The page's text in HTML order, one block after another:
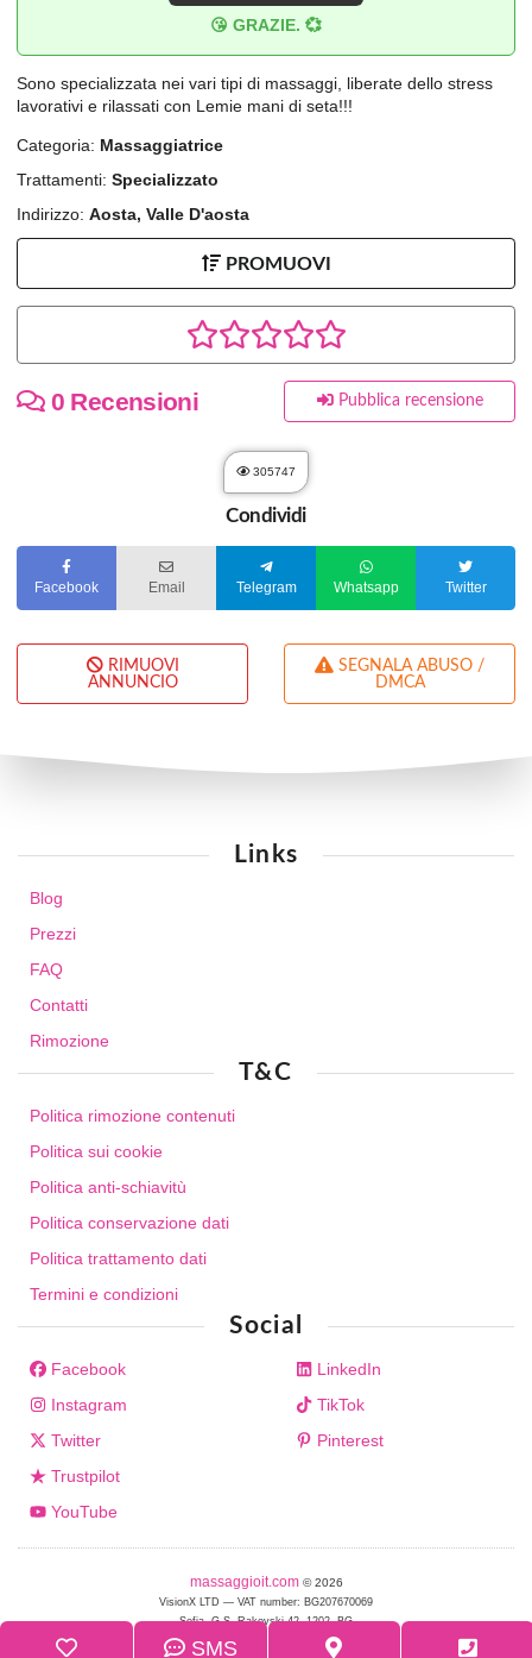
😘 GRAZIE. 💞
Sono specializzata nei vari tipi di massaggi, liberate dello stress
lavorativi e rilassati con Lemie mani di seta!!!
Categoria: Massaggiatrice
Trattamenti: Specializzato
Indirizzo: Aosta, Valle D'aosta
PROMUOVI
0 Recensioni Pubblica recensione
305747
Condividi
Facebook Email Telegram Whatsapp Twitter
RIMUOVI
ANNUNCIO
DMCA
Links
Blog
Prezzi
FAQ
Contatti
Rimozione
T&C
Politica rimozione contenuti
Politica sui cookie
Politica anti-schiavitù
Politica conservazione dati
Politica trattamento dati
Termini e condizioni
Social
Facebook
Instagram
Twitter
Trustpilot
YouTube
LinkedIn
TikTok
Pinterest
massaggioit.com © 2026
VisionX LTD — VAT number: BG207670069
Sofia, G.S. Rakovski 42, 1202, BG
SMS